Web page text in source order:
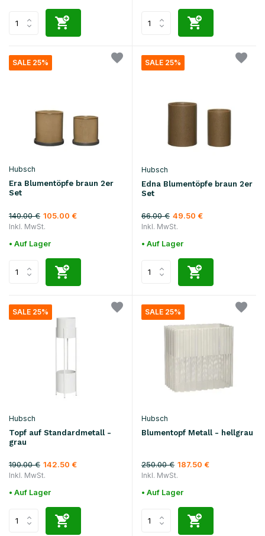
SALE 25%
Hubsch
Era Blumentöpfe braun 2er
Set
140.00 € 105.00 €
Inkl. MwSt.
• Auf Lager
SALE 25%
Hubsch
Edna Blumentöpfe braun 2er
Set
66.00 € 49.50 €
Inkl. MwSt.
• Auf Lager
SALE 25%
Hubsch
Topf auf Standardmetall -
grau
190.00 € 142.50 €
Inkl. MwSt.
• Auf Lager
SALE 25%
Hubsch
Blumentopf Metall - hellgrau
250.00 € 187.50 €
Inkl. MwSt.
• Auf Lager